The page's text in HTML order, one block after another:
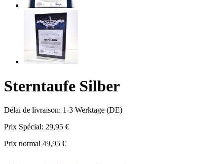
Sterntaufe Silber
Délai de livraison: 1-3 Werktage (DE)
Prix Spécial: 29,95 €
Prix normal 49,95 €